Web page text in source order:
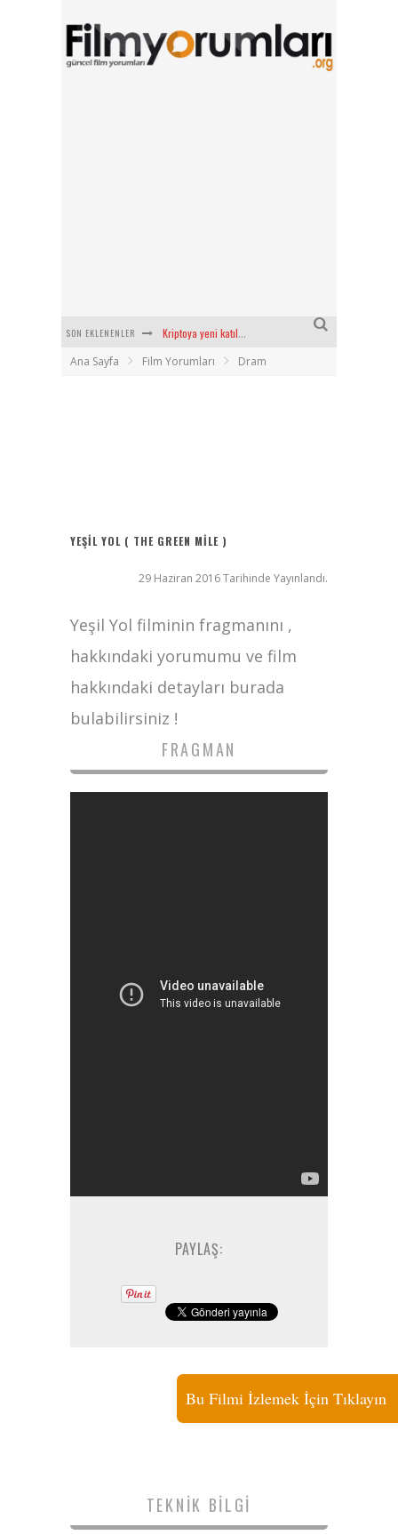
SON EKLENENLER Kriptoya yeni katılacaklara Bitget’te başlamak için 6 sebep!
Radius
Ana Sayfa Film Yorumları Dram
YEŞIL YOL ( THE GREEN MILE )
29 Haziran 2016 Tarihinde Yayınlandı.
Yeşil Yol filminin fragmanını ,
hakkındaki yorumumu ve film
hakkındaki detayları burada
bulabilirsiniz !
FRAGMAN
PAYLAŞ:
Bu Filmi İzlemek İçin Tıklayın
TEKNIK BILGI